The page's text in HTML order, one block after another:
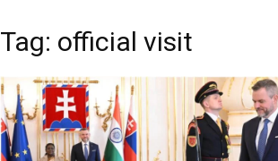
Tag: official visit